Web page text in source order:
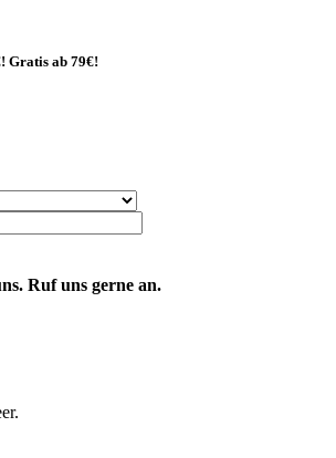
Gratis ab 79€!
Ruf uns gerne an.